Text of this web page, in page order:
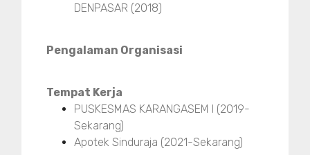
DENPASAR (2018)
Pengalaman Organisasi
Tempat Kerja
PUSKESMAS KARANGASEM I (2019-
Sekarang)
Apotek Sinduraja (2021-Sekarang)